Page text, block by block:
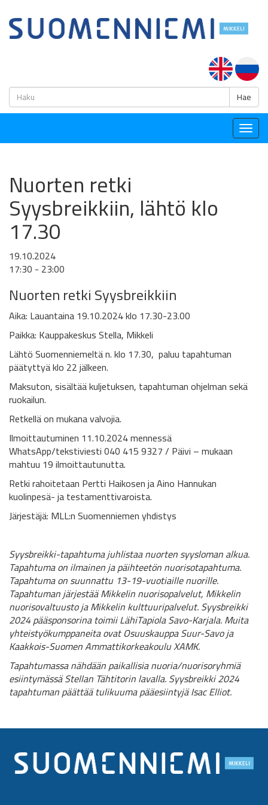
Hae
Nuorten retki
Syysbreikkiin, lähtö klo
17.30
19.10.2024
17:30 - 23:00
Nuorten retki Syysbreikkiin
Aika: Lauantaina 19.10.2024 klo 17.30-23.00
Paikka: Kauppakeskus Stella, Mikkeli
Lähtö Suomenniemeltä n. klo 17.30, paluu tapahtuman
päätyttyä klo 22 jälkeen.
Maksuton, sisältää kuljetuksen, tapahtuman ohjelman sekä
ruokailun.
Retkellä on mukana valvojia.
Ilmoittautuminen 11.10.2024 mennessä
WhatsApp/tekstiviesti 040 415 9327 / Päivi – mukaan
mahtuu 19 ilmoittautunutta.
Retki rahoitetaan Pertti Haikosen ja Aino Hannukan
kuolinpesä- ja testamenttivaroista.
Järjestäjä: MLL:n Suomenniemen yhdistys
Syysbreikki-tapahtuma juhlistaa nuorten syysloman alkua.
Tapahtuma on ilmainen ja päihteetön nuorisotapahtuma.
Tapahtuma on suunnattu 13-19-vuotiaille nuorille.
Tapahtuman järjestää Mikkelin nuorisopalvelut, Mikkelin
nuorisovaltuusto ja Mikkelin kulttuuripalvelut. Syysbreikki
2024 pääsponsorina toimii LähiTapiola Savo-Karjala. Muita
yhteistyökumppaneita ovat Osuuskauppa Suur-Savo ja
Kaakkois-Suomen Ammattikorkeakoulu XAMK.
Tapahtumassa nähdään paikallisia nuoria/nuorisoryhmiä
esiintymässä Stellan Tähtitorin lavalla. Syysbreikki 2024
tapahtuman päättää tulikuuma pääesiintyjä Isac Elliot. ​